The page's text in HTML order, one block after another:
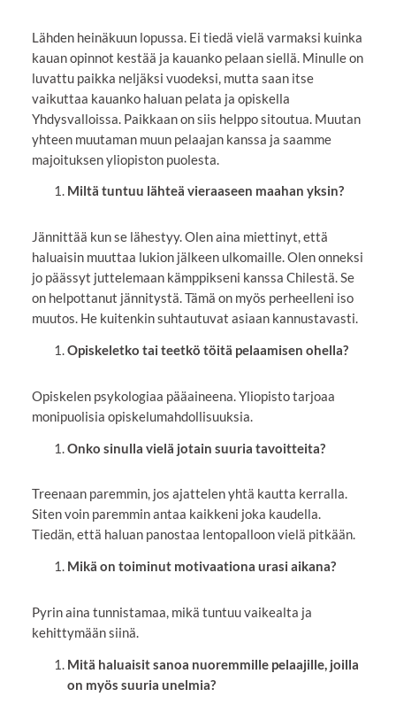
Lähden heinäkuun lopussa. Ei tiedä vielä varmaksi kuinka
kauan opinnot kestää ja kauanko pelaan siellä. Minulle on
luvattu paikka neljäksi vuodeksi, mutta saan itse
vaikuttaa kauanko haluan pelata ja opiskella
Yhdysvalloissa. Paikkaan on siis helppo sitoutua. Muutan
yhteen muutaman muun pelaajan kanssa ja saamme
majoituksen yliopiston puolesta.
Miltä tuntuu lähteä vieraaseen maahan yksin?
Jännittää kun se lähestyy. Olen aina miettinyt, että
haluaisin muuttaa lukion jälkeen ulkomaille. Olen onneksi
jo päässyt juttelemaan kämppikseni kanssa Chilestä. Se
on helpottanut jännitystä. Tämä on myös perheelleni iso
muutos. He kuitenkin suhtautuvat asiaan kannustavasti.
Opiskeletko tai teetkö töitä pelaamisen ohella?
Opiskelen psykologiaa pääaineena. Yliopisto tarjoaa
monipuolisia opiskelumahdollisuuksia.
Onko sinulla vielä jotain suuria tavoitteita?
Treenaan paremmin, jos ajattelen yhtä kautta kerralla.
Siten voin paremmin antaa kaikkeni joka kaudella.
Tiedän, että haluan panostaa lentopalloon vielä pitkään.
Mikä on toiminut motivaationa urasi aikana?
Pyrin aina tunnistamaa, mikä tuntuu vaikealta ja
kehittymään siinä.
Mitä haluaisit sanoa nuoremmille pelaajille, joilla
on myös suuria unelmia?